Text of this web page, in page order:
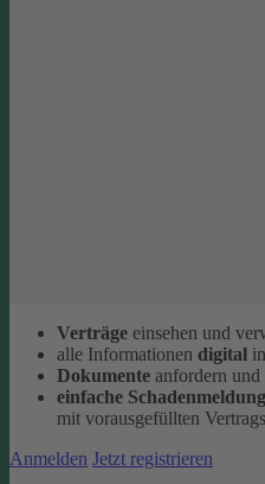
Verträge einsehen und
alle Informationen digital
Dokumente anfordern und
einfache Schadenmeldung
mit vorausgefüllten
Anmelden Jetzt registrieren